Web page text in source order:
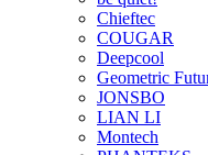
Chieftec
COUGAR
Deepcool
Geometric
JONSBO
LIAN LI
Montech